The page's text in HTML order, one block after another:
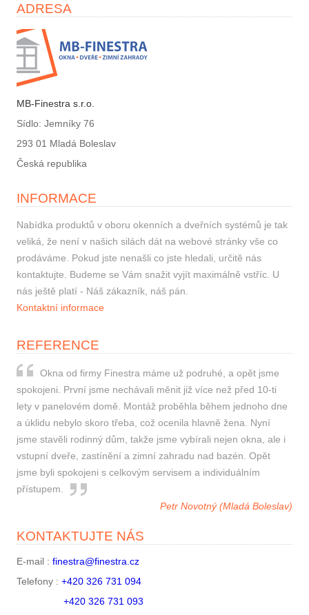
ADRESA
MB-Finestra s.r.o.
Sídlo: Jemníky 76
293 01 Mladá Boleslav
Česká republika
INFORMACE
Nabídka produktů v oboru okenních a dveřních systémů je tak
veliká, že není v našich silách dát na webové stránky vše co
prodáváme. Pokud jste nenašli co jste hledali, určitě nás
kontaktujte. Budeme se Vám snažit vyjít maximálně vstříc. U
nás ještě platí - Náš zákazník, náš pán.
Kontaktní informace
REFERENCE
Okna od firmy Finestra máme už podruhé, a opět jsme
spokojeni. První jsme nechávali měnit již více než před 10-ti
lety v panelovém domě. Montáž proběhla během jednoho dne
a úklidu nebylo skoro třeba, což ocenila hlavně žena. Nyní
jsme stavěli rodinný dům, takže jsme vybírali nejen okna, ale i
vstupní dveře, zastínění a zimní zahradu nad bazén. Opět
jsme byli spokojeni s celkovým servisem a individuálním
přístupem.
Petr Novotný (Mladá Boleslav)
KONTAKTUJTE NÁS
E-mail : finestra@finestra.cz
Telefony : +420 326 731 094
+420 326 731 093